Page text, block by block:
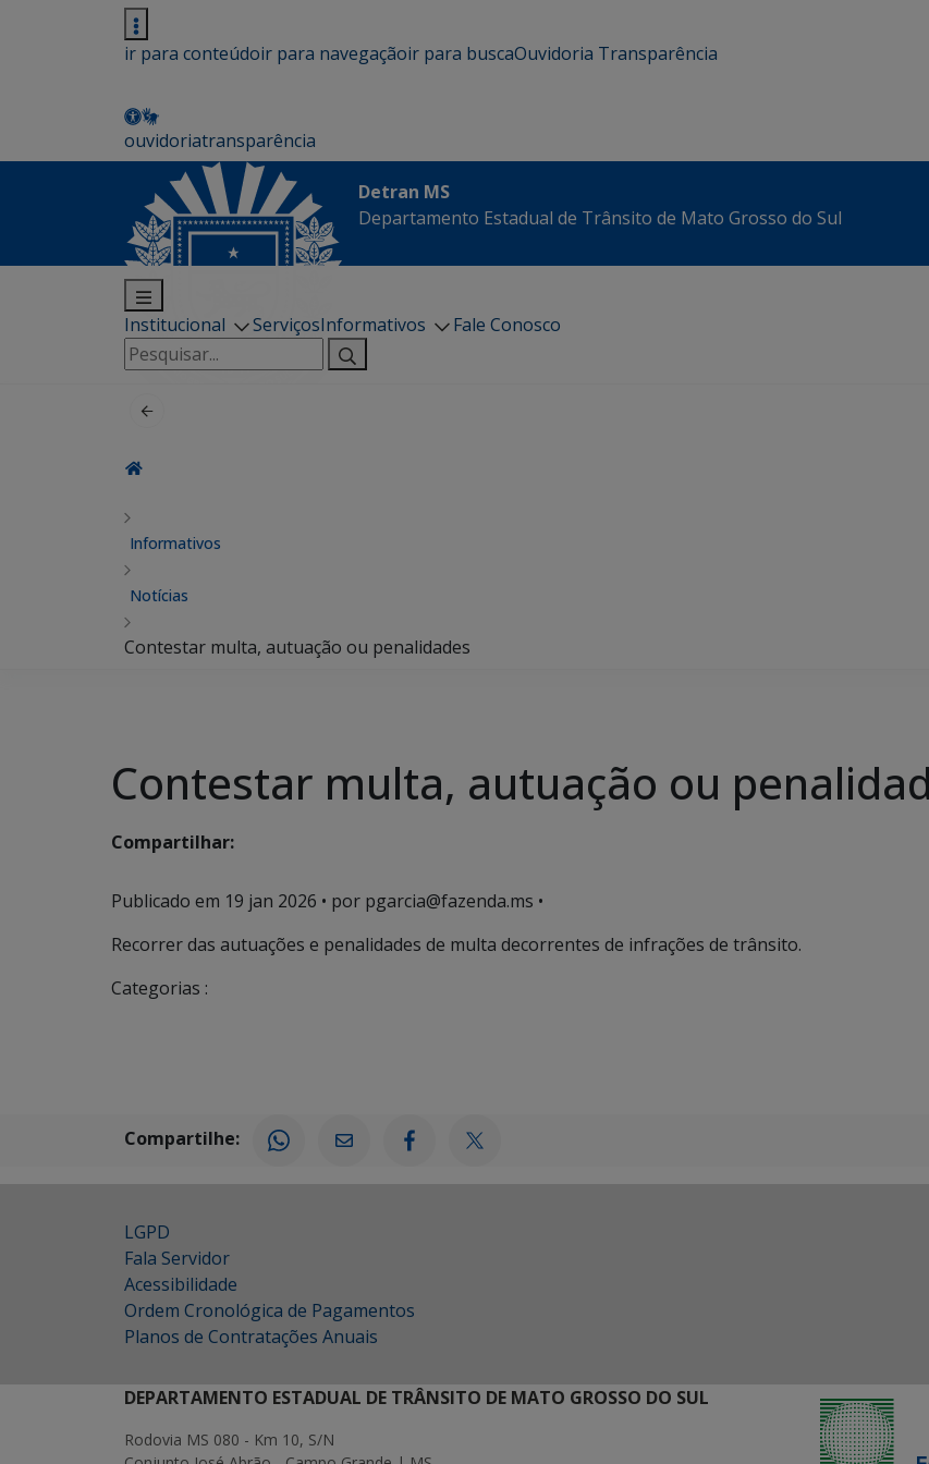
ir para conteúdoir para navegaçãoir para buscaOuvidoria Transparência
ouvidoriatransparência
Detran MS
Departamento Estadual de Trânsito de Mato Grosso do Sul
Institucional ServiçosInformativos
Fale Conosco
Pesquisar
por:
Informativos
Notícias
Contestar multa, autuação ou penalidades
Contestar multa, autuação ou
Compartilhar:
Publicado em 19 jan 2026 • por pgarcia@fazenda.ms •
Recorrer das autuações e penalidades de multa decorrentes de infrações de trânsito.
Categorias :
Compartilhe:
LGPD
Fala Servidor
Acessibilidade
Ordem Cronológica de Pagamentos
Planos de Contratações Anuais
DEPARTAMENTO ESTADUAL DE TRÂNSITO DE MATO GROSSO DO SUL
Rodovia MS 080 - Km 10, S/N